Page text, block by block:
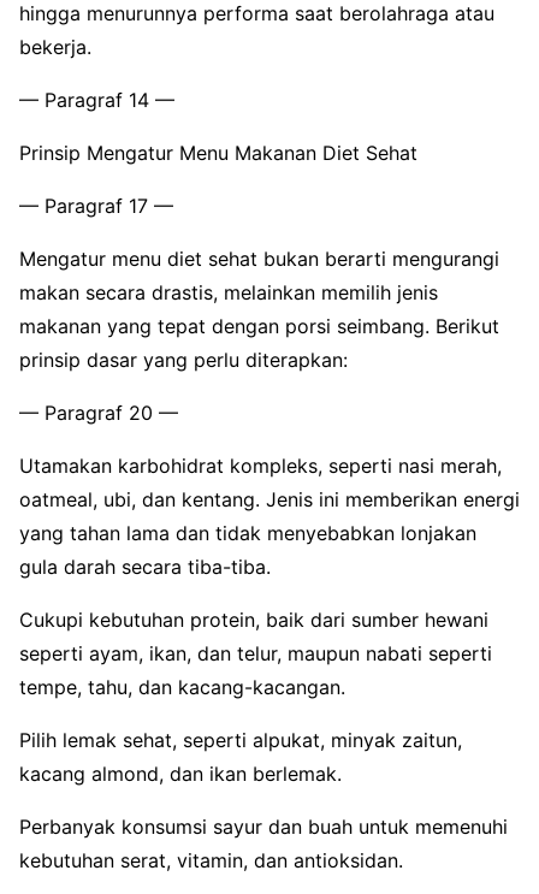
hingga menurunnya performa saat berolahraga atau
bekerja.
— Paragraf 14 —
Prinsip Mengatur Menu Makanan Diet Sehat
— Paragraf 17 —
Mengatur menu diet sehat bukan berarti mengurangi
makan secara drastis, melainkan memilih jenis
makanan yang tepat dengan porsi seimbang. Berikut
prinsip dasar yang perlu diterapkan:
— Paragraf 20 —
Utamakan karbohidrat kompleks, seperti nasi merah,
oatmeal, ubi, dan kentang. Jenis ini memberikan energi
yang tahan lama dan tidak menyebabkan lonjakan
gula darah secara tiba-tiba.
Cukupi kebutuhan protein, baik dari sumber hewani
seperti ayam, ikan, dan telur, maupun nabati seperti
tempe, tahu, dan kacang-kacangan.
Pilih lemak sehat, seperti alpukat, minyak zaitun,
kacang almond, dan ikan berlemak.
Perbanyak konsumsi sayur dan buah untuk memenuhi
kebutuhan serat, vitamin, dan antioksidan.